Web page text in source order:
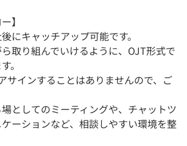
】
にキャッチアップ可能です。
取り組んでいけるように、OJT形式で
。
サインすることはありませんので、ご
としてのミーティングや、チャットツ
ーションなど、相談しやすい環境を整